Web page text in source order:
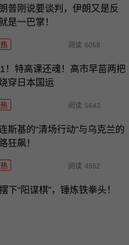
普刚说要谈判，伊朗又是反
是一巴掌！
阅读 6058
！特高课还魂！高市早苗两把
穿日本国运
阅读 5643
斯基的“清场行动”与乌克兰的
狂飙！
阅读 4552
下“阳谋棋”，锤炼铁拳头！